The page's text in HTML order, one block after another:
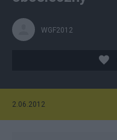
WGF2012
2.06.2012